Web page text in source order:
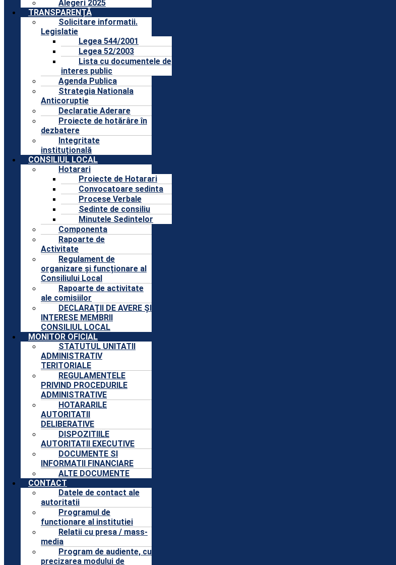
Alegeri 2025
TRANSPARENȚĂ
Solicitare informatii.
Legislatie
Legea 544/2001
Legea 52/2003
Lista cu documentele de
interes public
Agenda Publica
Strategia Nationala
Anticoruptie
Declaratie Aderare
Proiecte de hotărâre în
dezbatere
Integritate
instituțională
CONSILIUL LOCAL
Hotarari
Proiecte de Hotarari
Convocatoare sedinta
Procese Verbale
Sedinte de consiliu
Minutele Sedintelor
Componenta
Rapoarte de
Activitate
Regulament de
organizare și funcționare al
Consiliului Local
Rapoarte de activitate
ale comisiilor
DECLARAȚII DE AVERE ȘI
INTERESE MEMBRII
CONSILIUL LOCAL
MONITOR OFICIAL
STATUTUL UNITATII
ADMINISTRATIV
TERITORIALE
REGULAMENTELE
PRIVIND PROCEDURILE
ADMINISTRATIVE
HOTARARILE
AUTORITATII
DELIBERATIVE
DISPOZITIILE
AUTORITATII EXECUTIVE
DOCUMENTE SI
INFORMATII FINANCIARE
ALTE DOCUMENTE
CONTACT
Datele de contact ale
autoritatii
Programul de
functionare al institutiei
Relatii cu presa / mass-
media
Program de audiente, cu
precizarea modului de